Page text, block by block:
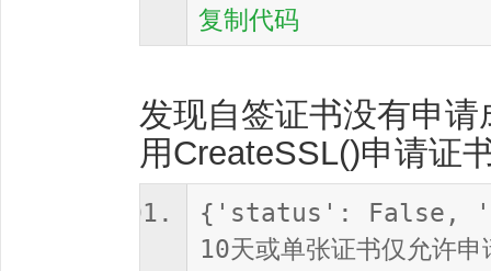
复制代码
发现自签证书没有申
用CreateSSL()申请证
{'status': False,
10天或单张证书仅允